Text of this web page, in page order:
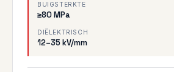
BUIGSTERKTE
≥80 MPa
DIËLEKTRISCH
12–35 kV/mm